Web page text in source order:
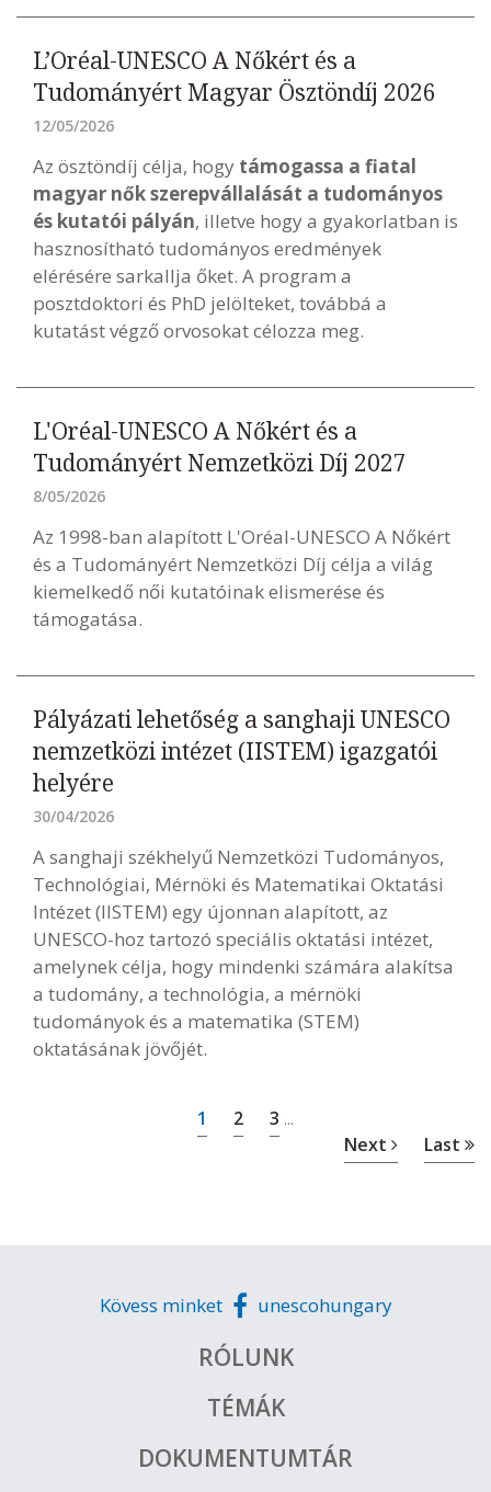
L’Oréal-UNESCO A Nőkért és a
Tudományért Magyar Ösztöndíj 2026
12/05/2026
Az ösztöndíj célja, hogy támogassa a fiatal
magyar nők szerepvállalását a tudományos
és kutatói pályán, illetve hogy a gyakorlatban is
hasznosítható tudományos eredmények
elérésére sarkallja őket. A program a
posztdoktori és PhD jelölteket, továbbá a
kutatást végző orvosokat célozza meg.
L'Oréal-UNESCO A Nőkért és a
Tudományért Nemzetközi Díj 2027
8/05/2026
Az 1998-ban alapított L'Oréal-UNESCO A Nőkért
és a Tudományért Nemzetközi Díj célja a világ
kiemelkedő női kutatóinak elismerése és
támogatása.
Pályázati lehetőség a sanghaji UNESCO
nemzetközi intézet (IISTEM) igazgatói
helyére
30/04/2026
A sanghaji székhelyű Nemzetközi Tudományos,
Technológiai, Mérnöki és Matematikai Oktatási
Intézet (IISTEM) egy újonnan alapított, az
UNESCO-hoz tartozó speciális oktatási intézet,
amelynek célja, hogy mindenki számára alakítsa
a tudomány, a technológia, a mérnöki
tudományok és a matematika (STEM)
oktatásának jövőjét.
1 2 3 ...
Next Last
Kövess minket unescohungary
RÓLUNK
TÉMÁK
DOKUMENTUMTÁR